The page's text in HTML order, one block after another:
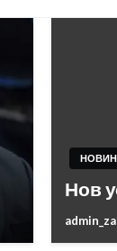
Нов